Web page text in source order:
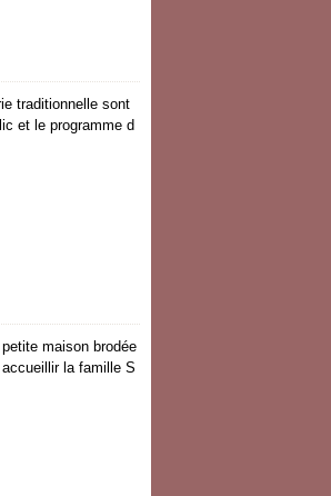
traditionnelle sont
et le programme d
maison brodée
la famille S